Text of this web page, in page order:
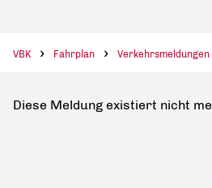
VBK Fahrplan Verkehrsmeldungen
Diese Meldung existiert nicht